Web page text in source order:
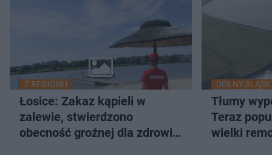
Z REGIONU
Łosice: Zakaz kąpieli w
zalewie, stwierdzono
obecność groźnej dla zdrowia
DOLNY ŚLĄSK
Tłumy
Teraz
wielki